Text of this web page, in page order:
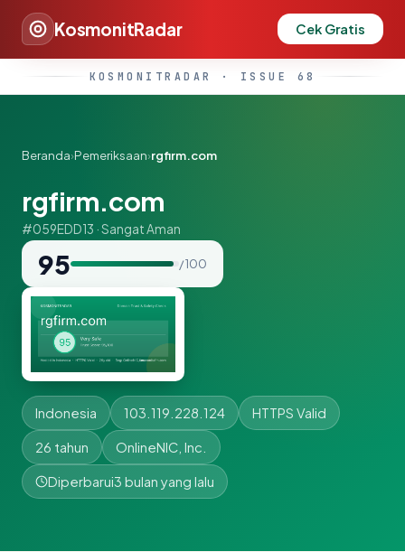
KosmonitRadar Cek Gratis
KOSMONITRADAR · ISSUE 68
Beranda›Pemeriksaan›rgfirm.com
rgfirm.com
#059EDD13 · Sangat Aman
95 / 100
Indonesia 103.119.228.124 HTTPS Valid
26 tahun OnlineNIC, Inc.
Diperbarui3 bulan yang lalu